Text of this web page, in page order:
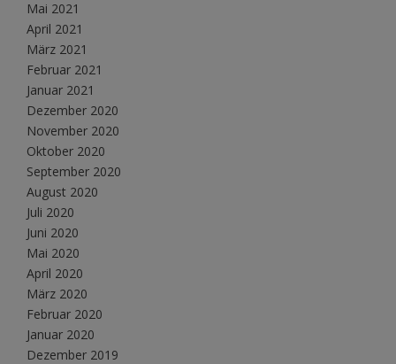
Mai 2021
April 2021
März 2021
Februar 2021
Januar 2021
Dezember 2020
November 2020
Oktober 2020
September 2020
August 2020
Juli 2020
Juni 2020
Mai 2020
April 2020
März 2020
Februar 2020
Januar 2020
Dezember 2019